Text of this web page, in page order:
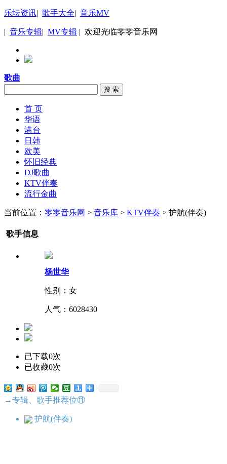
乐坛资讯| 歌手大全| 音乐MV
| 音乐专辑| MV专辑 | 欢迎光临零零音乐网
歌曲
搜 索
首 页
华语
港台
日韩
欧美
怀旧经典
DJ歌曲
KTV伴奏
流行金曲
当前位置： 零零音乐网 > 音乐库 > KTV伴奏 > 护航(伴奏)
歌手信息
杨世华
性别：女
人气： 6028430
已下载0次
已收藏0次
→专辑、歌手推荐位⑪
护航(伴奏)